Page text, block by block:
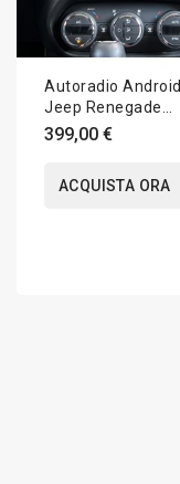
Autoradio Android
Jeep Renegade
2014-2022 Apple
CarPlay 10 pollici
399,00 €
ACQUISTA ORA